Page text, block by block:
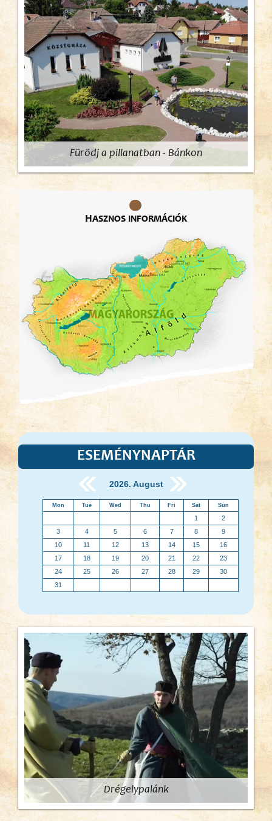
Fürödj a pillanatban - Bánkon
Hasznos információk
ESEMÉNYNAPTÁR
2026. August
Mon Tue Wed Thu Fri Sat Sun
1
2
3
4 5 6 7 8
9
10
11 12 13 14 15
16
17
18 19 20 21 22
23
24
25 26 27 28 29
30
31
Drégelypalánk